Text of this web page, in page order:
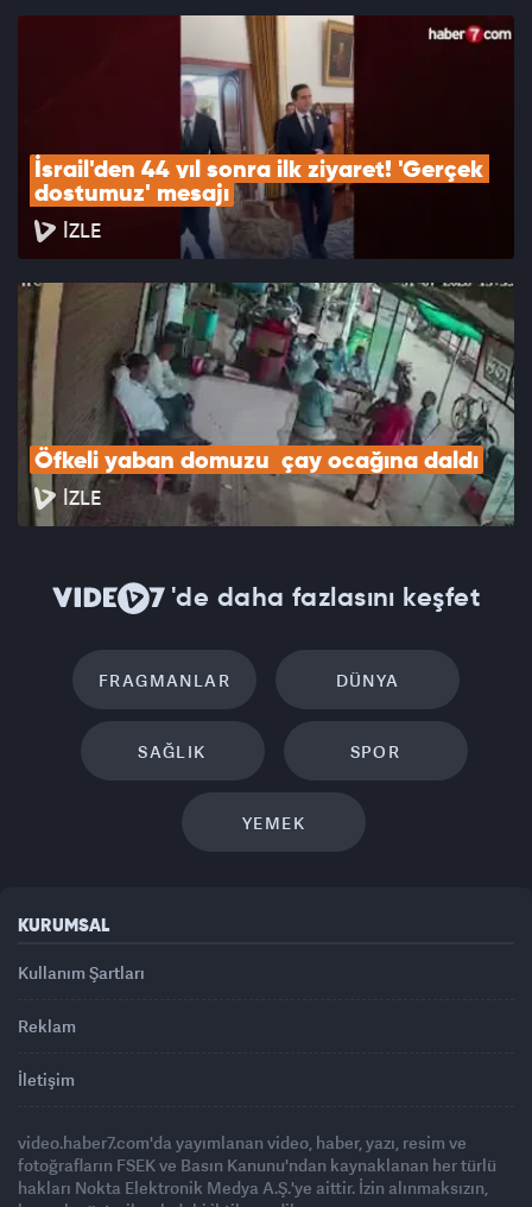
İsrail'den 44 yıl sonra ilk ziyaret! 'Gerçek
dostumuz' mesajı
İZLE
Öfkeli yaban domuzu  çay ocağına daldı
İZLE
'de daha fazlasını keşfet
FRAGMANLAR DÜNYA
SAĞLIK SPOR
YEMEK
KURUMSAL
Kullanım Şartları
Reklam
İletişim
video.haber7.com'da yayımlanan video, haber, yazı, resim ve
fotoğrafların FSEK ve Basın Kanunu'ndan kaynaklanan her türlü
hakları Nokta Elektronik Medya A.Ş.'ye aittir. İzin alınmaksızın,